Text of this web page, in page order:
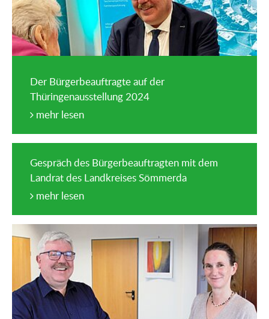
Der Bürgerbeauftragte auf der
Thüringenausstellung 2024
mehr lesen
Gespräch des Bürgerbeauftragten mit dem
Landrat des Landkreises Sömmerda
mehr lesen